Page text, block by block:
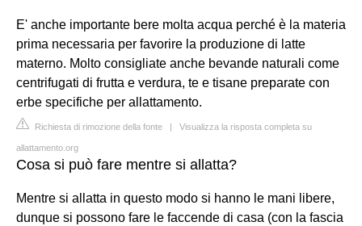
E' anche importante bere molta acqua perché è la materia
prima necessaria per favorire la produzione di latte
materno. Molto consigliate anche bevande naturali come
centrifugati di frutta e verdura, te e tisane preparate con
erbe specifiche per allattamento.
Richiesta di rimozione della fonte | Visualizza la risposta completa su
allattamento.org
Cosa si può fare mentre si allatta?
Mentre si allatta in questo modo si hanno le mani libere,
dunque si possono fare le faccende di casa (con la fascia